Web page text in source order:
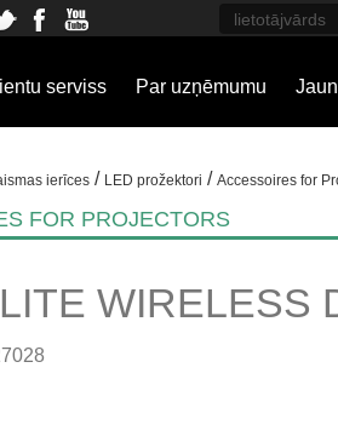
serviss Par uzņēmumu
ierīces/ LED prožektori / Accessoires for
FOR PROJECTORS
WIRELESS